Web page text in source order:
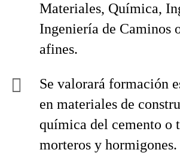
Materiales, Química,
Ingeniería de Caminos
afines.
Se valorará formación
en materiales de
química del cemento o
morteros y hormigones.